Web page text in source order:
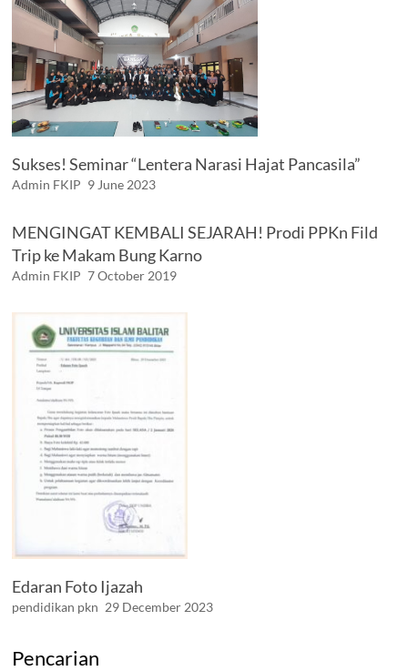
Sukses! Seminar “Lentera Narasi Hajat Pancasila”
Admin FKIP 9 June 2023
MENGINGAT KEMBALI SEJARAH! Prodi PPKn Fild
Trip ke Makam Bung Karno
Admin FKIP 7 October 2019
Edaran Foto Ijazah
pendidikan pkn 29 December 2023
Pencarian